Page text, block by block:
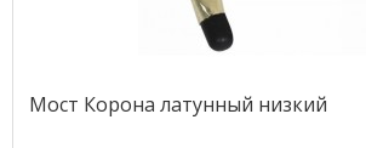
Мост Корона латунный низкий